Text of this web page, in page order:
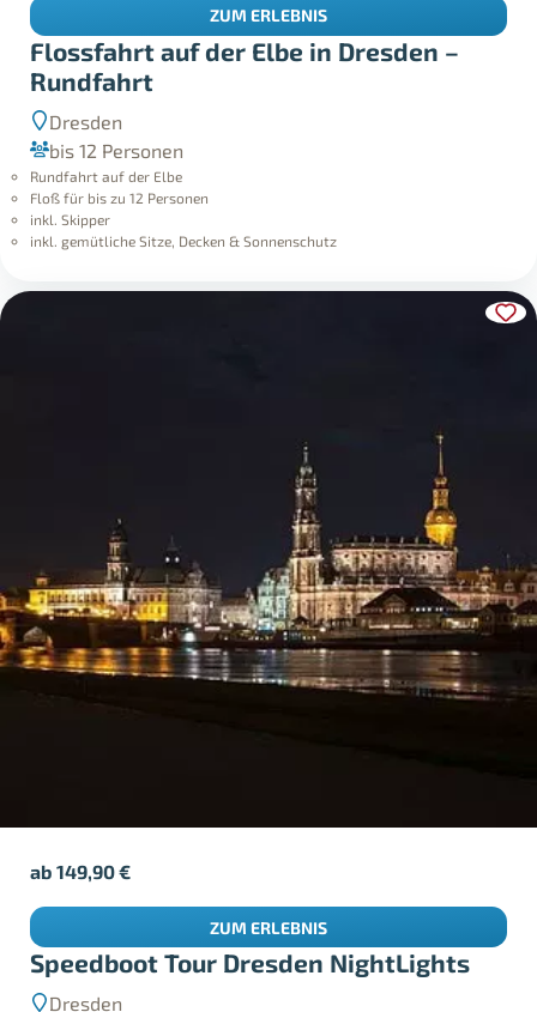
Flossfahrt auf der Elbe in Dresden –
Rundfahrt
Dresden
bis 12 Personen
Rundfahrt auf der Elbe
Floß für bis zu 12 Personen
inkl. Skipper
inkl. gemütliche Sitze, Decken & Sonnenschutz
ZUM ERLEBNIS
Speedboot Tour Dresden NightLights
Dresden
ab149,90€
ZUM ERLEBNIS